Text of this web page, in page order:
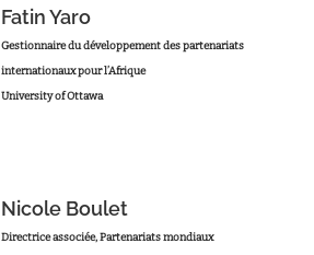
Fatin Yaro
Gestionnaire du développement des partenariats
internationaux pour l’Afrique
University of Ottawa
Nicole Boulet
Directrice associée, Partenariats mondiaux